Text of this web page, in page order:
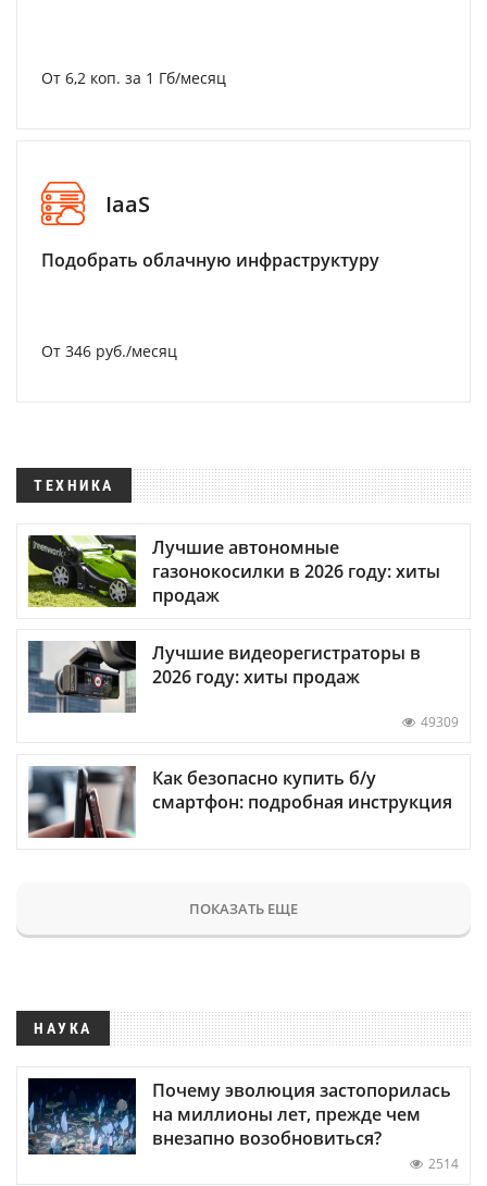
От 6,2 коп. за 1 Гб/месяц
IaaS
Подобрать облачную инфраструктуру
От 346 руб./месяц
ТЕХНИКА
Лучшие автономные
газонокосилки в 2026 году: хиты
продаж
Лучшие видеорегистраторы в
2026 году: хиты продаж
49309
Как безопасно купить б/у
смартфон: подробная инструкция
ПОКАЗАТЬ ЕЩЕ
НАУКА
Почему эволюция застопорилась
на миллионы лет, прежде чем
внезапно возобновиться?
2514